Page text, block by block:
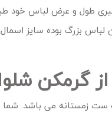
طول و عرض لباس خود
گرمکن
ست زمستانه می باشد.